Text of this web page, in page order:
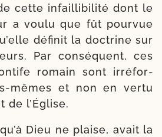
cette infailli­bi­li­té dont le
a vou­lu que fût pour­vue
défi­nit la doc­trine sur
Par consé­quent, ces
romain sont irré­for­
​mêmes et non en ver­tu
de l’Église.
Dieu ne plaise, avait la